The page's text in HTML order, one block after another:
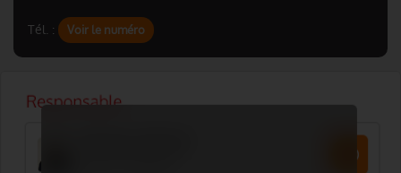
Tél. : Voir le numéro